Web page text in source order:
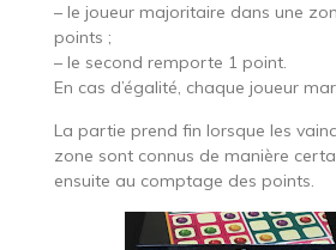
– le joueur majoritaire dans une
points ;
– le second remporte 1 point.
En cas d’égalité, chaque joueur
La partie prend fin lorsque les
zone sont connus de manière
ensuite au comptage des points.